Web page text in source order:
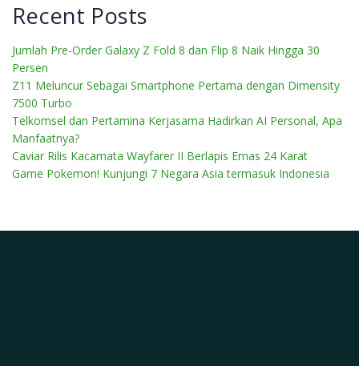
Recent Posts
Jumlah Pre-Order Galaxy Z Fold 8 dan Flip 8 Naik Hingga 30
Persen
Z11 Meluncur Sebagai Smartphone Pertama dengan Dimensity
7500 Turbo
Telkomsel dan Pertamina Kerjasama Hadirkan AI Personal, Apa
Manfaatnya?
Caviar Rilis Kacamata Wayfarer II Berlapis Emas 24 Karat
Game Pokemon! Kunjungi 7 Negara Asia termasuk Indonesia